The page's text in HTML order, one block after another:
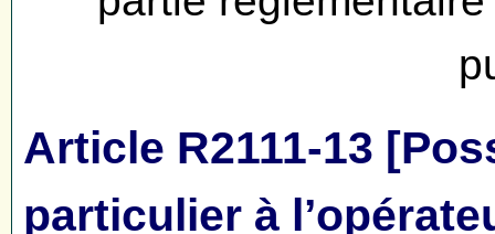
Article R2111-13
particulier à